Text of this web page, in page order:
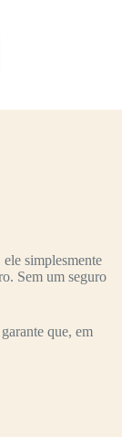
simplesmente
Sem um seguro
que, em